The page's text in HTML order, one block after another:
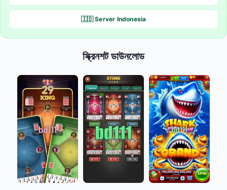
🇮🇩 Server Indonesia
স্ক্রিনশট ডাউনলোড